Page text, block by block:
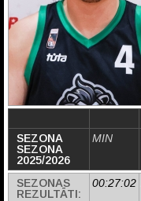
SEZONA
SEZONA
2025/2026
MIN
SEZONAS
REZULTĀTI:
00:27:02